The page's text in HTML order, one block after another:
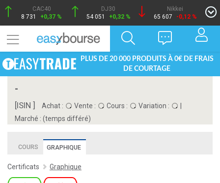
CAC40
8 731
+0,37 %
DJ30
54 051
+0,32 %
Nikkei
65 607
-0,12 %
PLUS DE 20 000 PRODUITS À 0€ DE FRAIS
DE COURTAGE
-
[ISIN ] Achat : Vente : Cours : Variation :
Marché : (temps différé)
COURS GRAPHIQUE
Certificats Graphique